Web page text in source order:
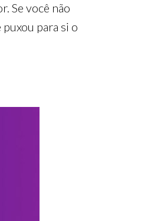
Se você não
para si o